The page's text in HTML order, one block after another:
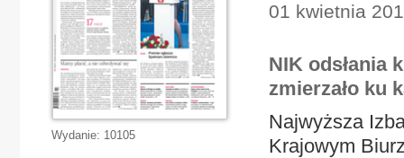
01 kwietnia
NIK odsłania
zmierzało ku
Najwyższa
Krajowym
Wydanie: 10105